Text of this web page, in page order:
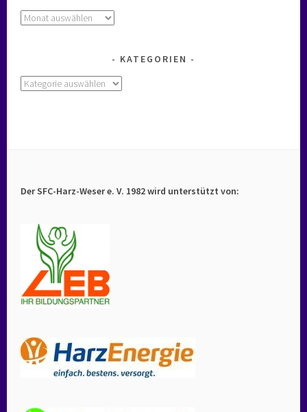
Archiv
KATEGORIEN
Kategorien
Der SFC-Harz-Weser e. V. 1982 wird unterstützt von: